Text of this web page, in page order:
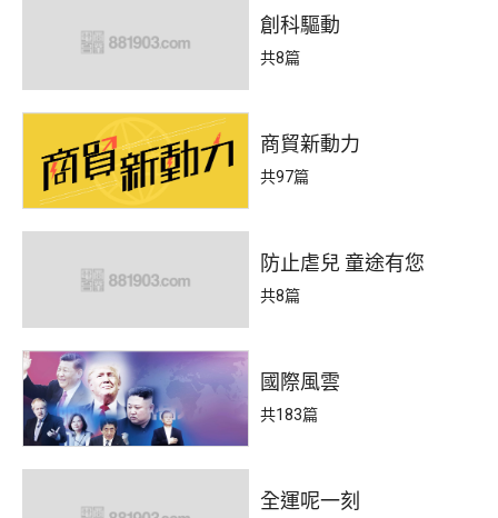
創科驅動
共8篇
商貿新動力
共97篇
防止虐兒 童途有您
共8篇
國際風雲
共183篇
全運呢一刻